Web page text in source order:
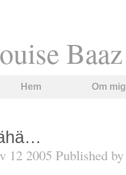
Baaz
Hem Om mig
12 2005 Published by